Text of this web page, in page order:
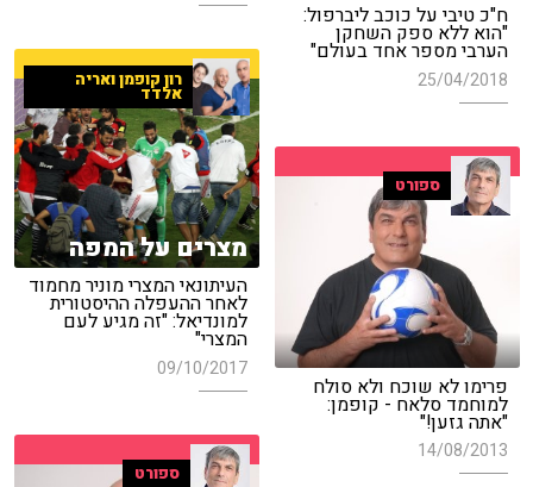
ח"כ טיבי על כוכב ליברפול:
"הוא ללא ספק השחקן
הערבי מספר אחד בעולם"
25/04/2018 רון קופמן ואריה
אלדד
מצרים על המפה
העיתונאי המצרי מוניר מחמוד
לאחר ההעפלה ההיסטורית
למונדיאל: "זה מגיע לעם
המצרי"
09/10/2017
ספורט
פרימו לא שוכח ולא סולח
למוחמד סלאח - קופמן:
"אתה גזען!"
14/08/2013
ספורט